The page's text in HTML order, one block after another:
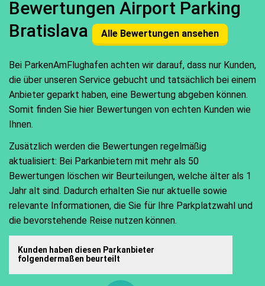
Bewertungen Airport Parking
Bratislava
Alle Bewertungen ansehen
Bei ParkenAmFlughafen achten wir darauf, dass nur Kunden,
die über unseren Service gebucht und tatsächlich bei einem
Anbieter geparkt haben, eine Bewertung abgeben können.
Somit finden Sie hier Bewertungen von echten Kunden wie
Ihnen.
Zusätzlich werden die Bewertungen regelmäßig
aktualisiert: Bei Parkanbietern mit mehr als 50
Bewertungen löschen wir Beurteilungen, welche älter als 1
Jahr alt sind. Dadurch erhalten Sie nur aktuelle sowie
relevante Informationen, die Sie für Ihre Parkplatzwahl und
die bevorstehende Reise nutzen können.
Kunden haben diesen Parkanbieter
folgendermaßen beurteilt